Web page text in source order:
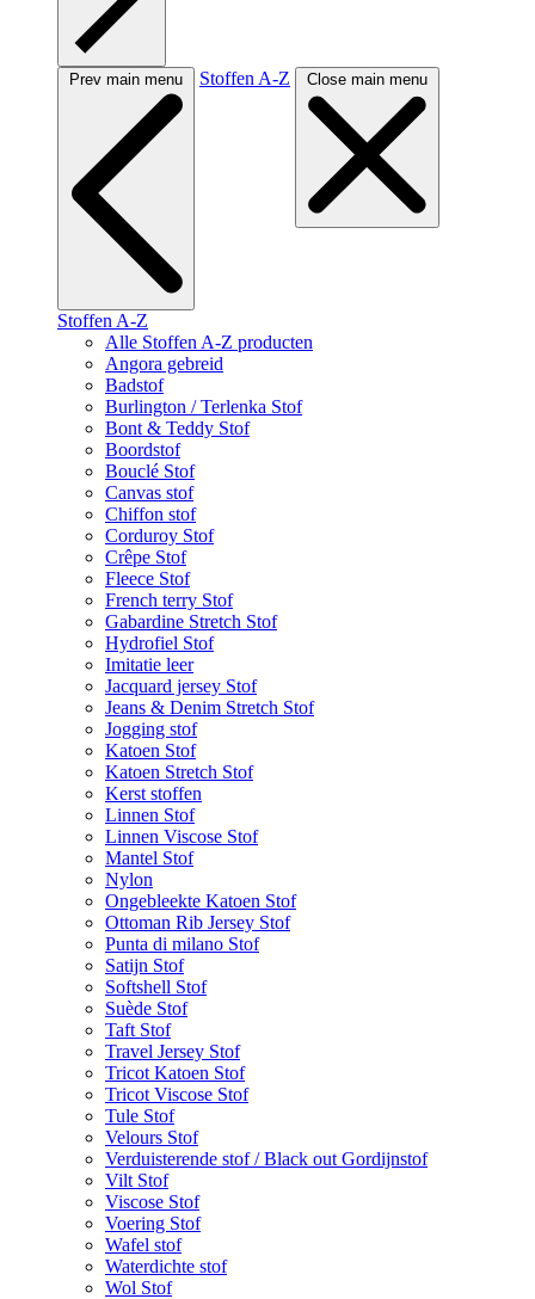
Prev main menu Stoffen A-Z Close main menu
Stoffen A-Z
Alle Stoffen A-Z producten
Angora gebreid
Badstof
Burlington / Terlenka Stof
Bont & Teddy Stof
Boordstof
Bouclé Stof
Canvas stof
Chiffon stof
Corduroy Stof
Crêpe Stof
Fleece Stof
French terry Stof
Gabardine Stretch Stof
Hydrofiel Stof
Imitatie leer
Jacquard jersey Stof
Jeans & Denim Stretch Stof
Jogging stof
Katoen Stof
Katoen Stretch Stof
Kerst stoffen
Linnen Stof
Linnen Viscose Stof
Mantel Stof
Nylon
Ongebleekte Katoen Stof
Ottoman Rib Jersey Stof
Punta di milano Stof
Satijn Stof
Softshell Stof
Suède Stof
Taft Stof
Travel Jersey Stof
Tricot Katoen Stof
Tricot Viscose Stof
Tule Stof
Velours Stof
Verduisterende stof / Black out Gordijnstof
Vilt Stof
Viscose Stof
Voering Stof
Wafel stof
Waterdichte stof
Wol Stof